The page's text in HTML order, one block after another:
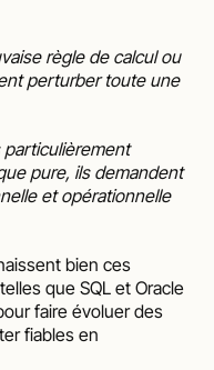
règle de calcul ou
perturber toute une
particulièrement
pure, ils demandent
et opérationnelle
bien ces
que SQL et Oracle
faire évoluer des
fiables en